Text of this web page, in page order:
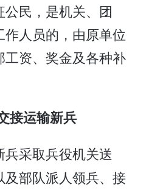
民，是机关、团
人员的，由原单位
资、奖金及各种补
运输新兵
采取兵役机关送
部队派人领兵、接